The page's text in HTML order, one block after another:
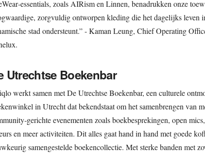
zoals AIRism en Linnen, benadrukken onze
zorgvuldig ontworpen kleding die het dagelijks leven
stad ondersteunt.” - Kaman Leung, Chief Operating
Utrechtse Boekenbar
werkt samen met De Utrechtse Boekenbar, een culturele
in Utrecht dat bekendstaat om het samenbrengen van
evenementen zoals boekbesprekingen, open
en meer activiteiten. Dit alles gaat hand in hand met goede
samengestelde boekencollectie. Met sterke banden met